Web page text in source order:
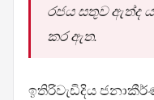
රජය සතුව ඇත්ද
කර ඇත.
ඉතිරිවැඩිදිය